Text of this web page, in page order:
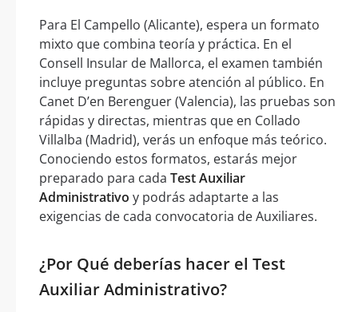
Para El Campello (Alicante), espera un formato
mixto que combina teoría y práctica. En el
Consell Insular de Mallorca, el examen también
incluye preguntas sobre atención al público. En
Canet D’en Berenguer (Valencia), las pruebas son
rápidas y directas, mientras que en Collado
Villalba (Madrid), verás un enfoque más teórico.
Conociendo estos formatos, estarás mejor
preparado para cada Test Auxiliar
Administrativo y podrás adaptarte a las
exigencias de cada convocatoria de Auxiliares.
¿Por Qué deberías hacer el Test
Auxiliar Administrativo?